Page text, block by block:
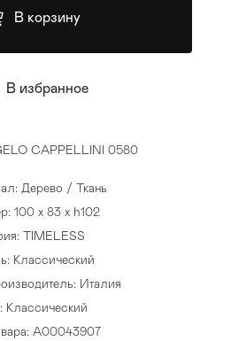
CAPPELLINI 0580
Дерево / Ткань
100 x 83 x h102
TIMELESS
Классический
Италия
Классический
A00043907
В корзину
В избранное